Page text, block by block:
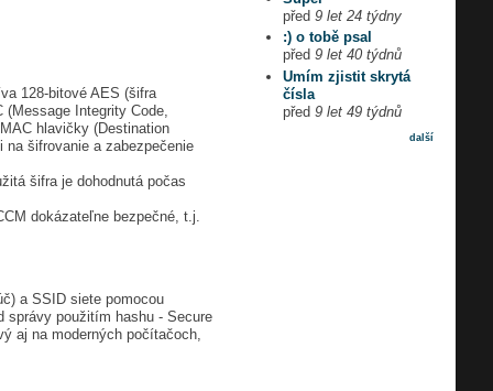
128-bitové AES (šifra
Integrity Code,
hlavičky (Destination
na šifrovanie a zabezpečenie
šifra je dohodnutá počas
dokázateľne bezpečné, t.j.
a SSID siete pomocou
správy použitím hashu - Secure
aj na moderných počítačoch,
před 9 let 24 týdny
:) o tobě psal
před 9 let 40 týdnů
Umím zjistit skrytá
čísla
před 9 let 49 týdnů
další